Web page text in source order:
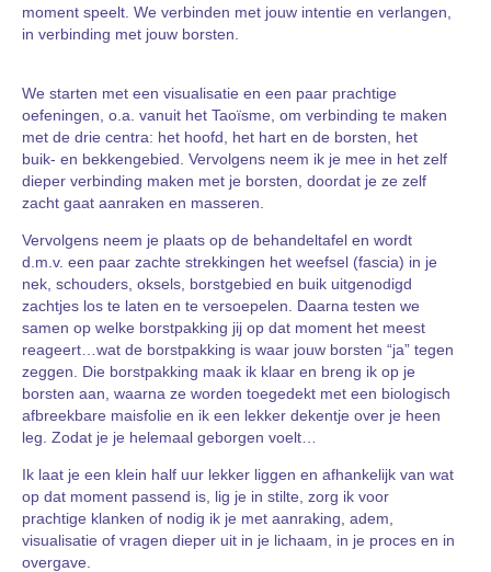
moment speelt. We verbinden met jouw intentie en verlangen,
in verbinding met jouw borsten.
We starten met een visualisatie en een paar prachtige
oefeningen, o.a. vanuit het Taoïsme, om verbinding te maken
met de drie centra: het hoofd, het hart en de borsten, het
buik- en bekkengebied. Vervolgens neem ik je mee in het zelf
dieper verbinding maken met je borsten, doordat je ze zelf
zacht gaat aanraken en masseren.
Vervolgens neem je plaats op de behandeltafel en wordt
d.m.v. een paar zachte strekkingen het weefsel (fascia) in je
nek, schouders, oksels, borstgebied en buik uitgenodigd
zachtjes los te laten en te versoepelen. Daarna testen we
samen op welke borstpakking jij op dat moment het meest
reageert…wat de borstpakking is waar jouw borsten “ja” tegen
zeggen. Die borstpakking maak ik klaar en breng ik op je
borsten aan, waarna ze worden toegedekt met een biologisch
afbreekbare maisfolie en ik een lekker dekentje over je heen
leg. Zodat je je helemaal geborgen voelt…
Ik laat je een klein half uur lekker liggen en afhankelijk van wat
op dat moment passend is, lig je in stilte, zorg ik voor
prachtige klanken of nodig ik je met aanraking, adem,
visualisatie of vragen dieper uit in je lichaam, in je proces en in
overgave.